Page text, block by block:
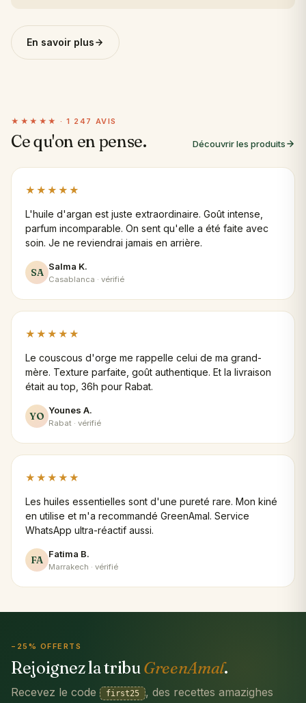
En savoir plus
★★★★★ · 1 247 AVIS
Ce qu'on en pense. Découvrir les produits
★★★★★
L'huile d'argan est juste extraordinaire. Goût intense,
parfum incomparable. On sent qu'elle a été faite avec
soin. Je ne reviendrai jamais en arrière.
SA Salma K.
Casablanca · vérifié
★★★★★
Le couscous d'orge me rappelle celui de ma grand-
mère. Texture parfaite, goût authentique. Et la livraison
était au top, 36h pour Rabat.
YO Younes A.
Rabat · vérifié
★★★★★
Les huiles essentielles sont d'une pureté rare. Mon kiné
en utilise et m'a recommandé GreenAmal. Service
WhatsApp ultra-réactif aussi.
FA Fatima B.
Marrakech · vérifié
−25% OFFERTS
Rejoignez la tribu GreenAmal.
Recevez le code first25
, des recettes amazighes